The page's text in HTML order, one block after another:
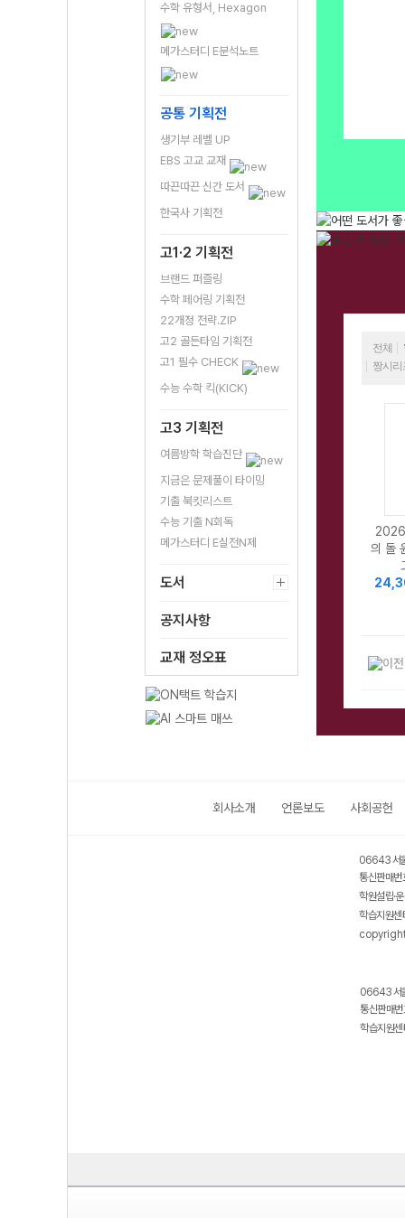
수학 유형서, Hexagon
메가스터디 E분석노트
공통 기획전
생기부 레벨 UP
EBS 고교 교재
따끈따끈 신간 도서
한국사 기획전
고1·2 기획전
브랜드 퍼즐링
수학 페어링 기획전
22개정 전략.ZIP
고2 골든타임 기획전
고1 필수 CHECK
수능 수학 킥(KICK)
고3 기획전
여름방학 학습진단
지금은 문제풀이 타이밍
기출 북킷리스트
수능 기출 N회독
메가스터디 E실전N제
도서
공지사항
교재 정오표
전체
짱시리
2026
의 돌
회사소개 언론보도 사회공헌
06643 서
통신판매
학원설립·
학습지원
06643 서
통신판매
학습지원